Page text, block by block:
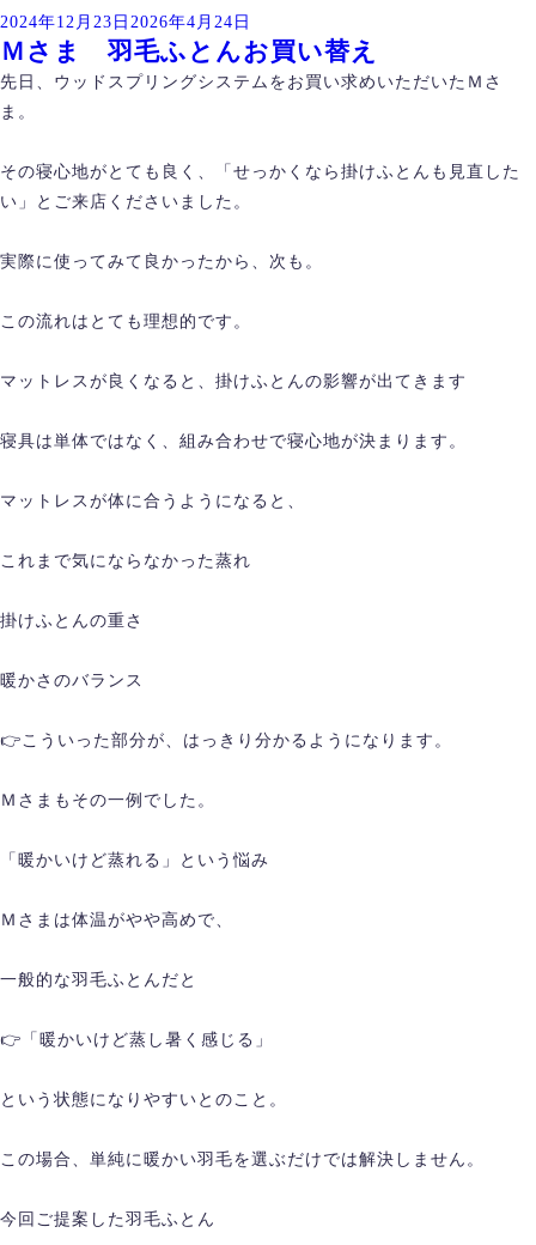
投
稿
日:
2024年12月23日 2026年4月24日
Ｍさま 羽毛ふとんお買い替え
先日、ウッドスプリングシステムをお買い求めいただいたＭさ
ま。
その寝心地がとても良く、「せっかくなら掛けふとんも見直した
い」とご来店くださいました。
実際に使ってみて良かったから、次も。
この流れはとても理想的です。
マットレスが良くなると、掛けふとんの影響が出てきます
寝具は単体ではなく、組み合わせで寝心地が決まります。
マットレスが体に合うようになると、
これまで気にならなかった蒸れ
掛けふとんの重さ
暖かさのバランス
👉こういった部分が、はっきり分かるようになります。
Ｍさまもその一例でした。
「暖かいけど蒸れる」という悩み
Ｍさまは体温がやや高めで、
一般的な羽毛ふとんだと
👉「暖かいけど蒸し暑く感じる」
という状態になりやすいとのこと。
この場合、単純に暖かい羽毛を選ぶだけでは解決しません。
今回ご提案した羽毛ふとん